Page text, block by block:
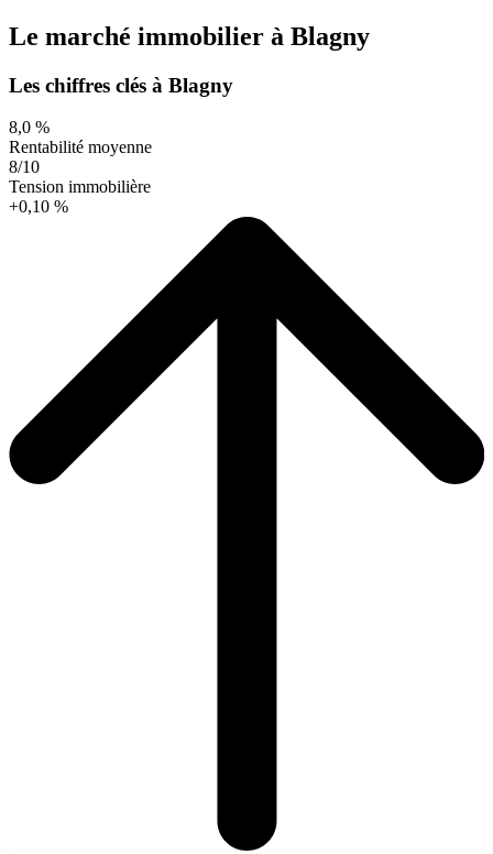
Le marché immobilier à Blagny
Les chiffres clés à Blagny
8,0 %
Rentabilité moyenne
8/10
Tension immobilière
+0,10 %